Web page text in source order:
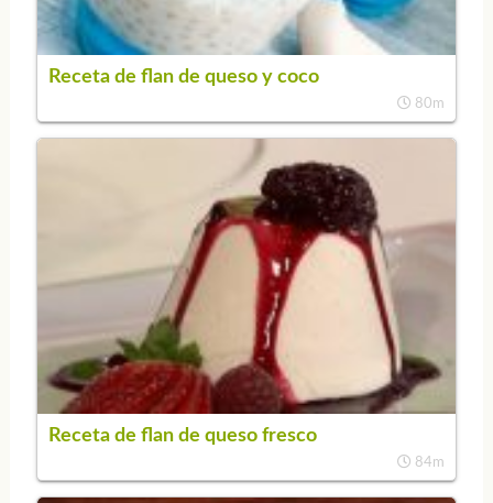
Receta de flan de queso y coco
80m
Receta de flan de queso fresco
84m